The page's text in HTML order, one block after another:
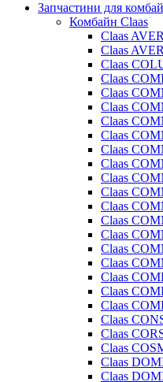
Запчастини для
Комбайн Claas
Claas
Claas
Claas
Claas
Claas
Claas
Claas
Claas
Claas
Claas
Claas
Claas
Claas
Claas
Claas
Claas
Claas
Claas
Claas
Claas
Claas
Claas
Claas
Claas
Claas